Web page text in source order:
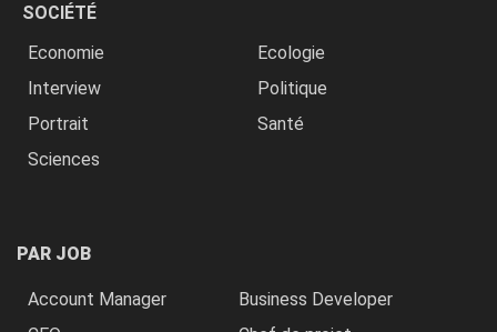
SOCIÉTÉ
Economie
Ecologie
Interview
Politique
Portrait
Santé
Sciences
PAR JOB
Account Manager
Business Developer